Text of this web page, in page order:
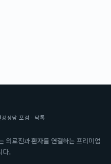
강상담 포럼 · 닥톡
의료진과 환자를 연결하는 프리미엄
다.